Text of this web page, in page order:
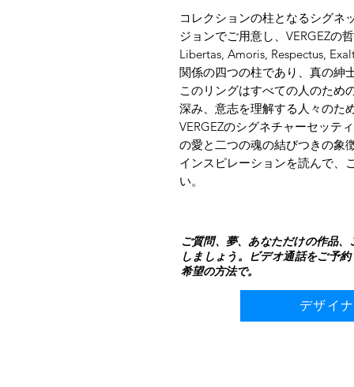
コレクションの柱となるシグネ
ジョンでご用意し、VERGEZの
Libertas, Amoris, Respectus,
関係の四つの柱であり、真の紳
このリングはすべての人のため
深み、意志を理解する人々のた
VERGEZのシグネチャーセッテ
の愛と二つの魂の結びつきの象
インスピレーションを読んで、
い。
ご質問、夢、あなただけの作品
しましょう。ビデオ通話をご予
希望の方法で。
デザイ